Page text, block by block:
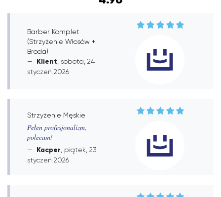
Barber Komplet
(Strzyżenie Włosów +
Broda)
Klient , sobota, 24
styczeń 2026
Strzyżenie Męskie
Pełen profesjonalizm,
polecam!
Kacper , piątek, 23
styczeń 2026